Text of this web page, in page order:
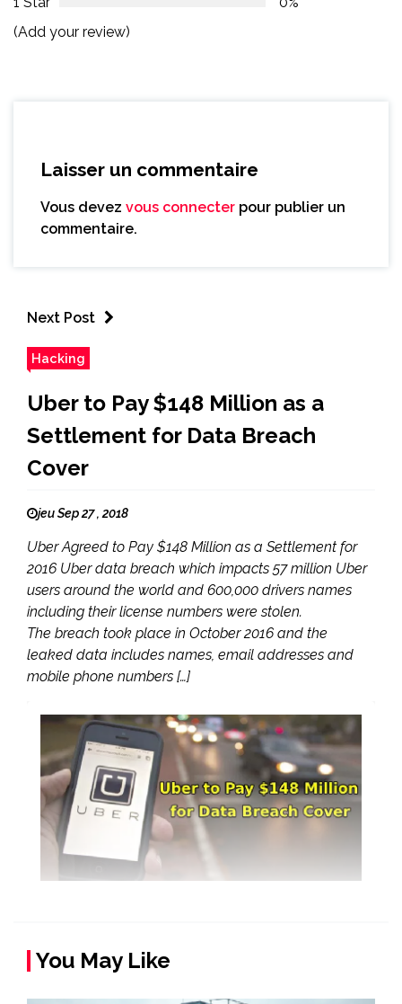
(Add your review)
Laisser un commentaire
Vous devez vous connecter pour publier un
commentaire.
Next Post
Hacking
Uber to Pay $148 Million as a
Settlement for Data Breach
Cover
jeu Sep 27 , 2018
Uber Agreed to Pay $148 Million as a Settlement for
2016 Uber data breach which impacts 57 million Uber
users around the world and 600,000 drivers names
including their license numbers were stolen.
The breach took place in October 2016 and the
leaked data includes names, email addresses and
mobile phone numbers […]
You May Like